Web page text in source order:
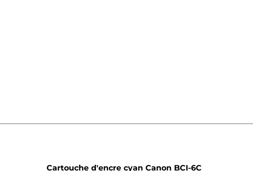
Cartouche d'encre cyan Canon BCI-6C